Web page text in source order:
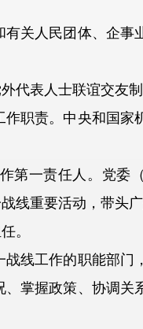
关人民团体、企事
表人士联谊交友制
职责。中央和国家
一责任人。党委
线重要活动，带头广
。
工作的职能部门
掌握政策、协调关